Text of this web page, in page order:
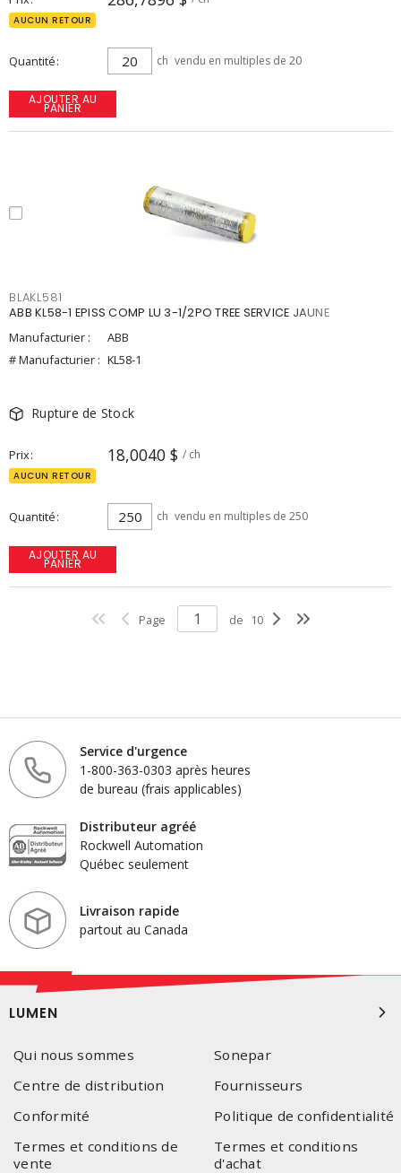
AUCUN RETOUR
Quantité ch vendu en multiples de 20
AJOUTER AU
PANIER
BLAKL581
ABB KL58-1 EPISS COMP LU 3-1/2PO TREE SERVICE JAUNE
Manufacturier :
ABB
# Manufacturier : KL58-1
Rupture de Stock
Prix 18,0040 $ / ch
AUCUN RETOUR
Quantité ch vendu en multiples de 250
AJOUTER AU
PANIER
Page de 10
Service d'urgence
1-800-363-0303 après heures
de bureau (frais applicables)
Distributeur agréé
Rockwell Automation
Québec seulement
Livraison rapide
partout au Canada
LUMEN
Qui nous sommes
Sonepar
Centre de distribution
Fournisseurs
Conformité
Politique de confidentialité
Termes et conditions de
vente
Termes et conditions
d'achat